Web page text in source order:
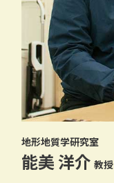
地形地質学研究室
能美 洋介 教授